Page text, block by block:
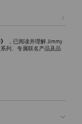
，已阅读并理解 Jimmy
列、专属联名产品及品